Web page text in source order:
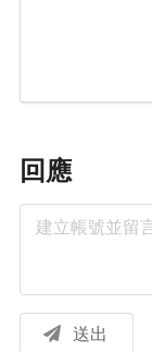
回應
送出